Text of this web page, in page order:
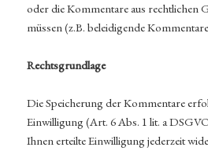
oder die Kommentare aus rechtlichen
müssen (z.B. beleidigende
Rechtsgrundlage
Die Speicherung der Kommentare
Einwilligung (Art. 6 Abs. 1 lit. a
Ihnen erteilte Einwilligung jederzeit